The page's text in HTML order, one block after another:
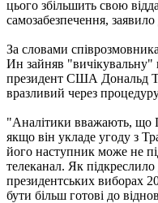
цього збільшить свою
самозабезпечення,
За словами
Ин зайняв "вичікувальну"
президент США Дональд
вразливий через
"Аналітики вважають, що
якщо він укладе угоду з
його наступник може не
телеканал. Як
президентських виборах
бути більш готові до